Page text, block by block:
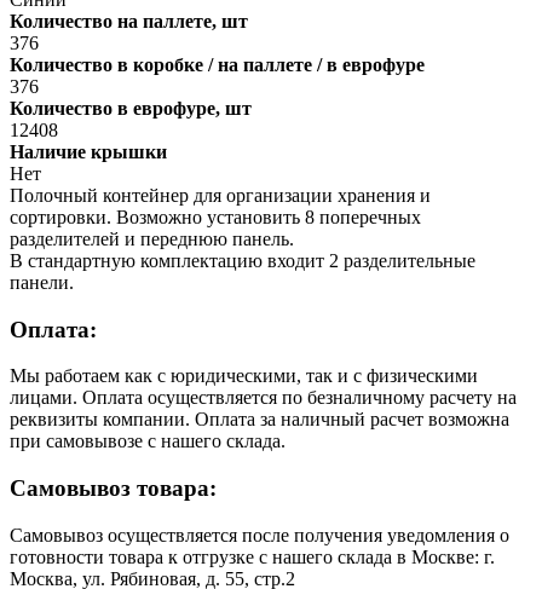
Количество на паллете, шт
376
Количество в коробке / на паллете / в еврофуре
376
Количество в еврофуре, шт
12408
Наличие крышки
Нет
Полочный контейнер для организации хранения и
сортировки. Возможно установить 8 поперечных
разделителей и переднюю панель.
В стандартную комплектацию входит 2 разделительные
панели.
Оплата:
Мы работаем как с юридическими, так и с физическими
лицами. Оплата осуществляется по безналичному расчету на
реквизиты компании. Оплата за наличный расчет возможна
при самовывозе с нашего склада.
Самовывоз товара:
Самовывоз осуществляется после получения уведомления о
готовности товара к отгрузке с нашего склада в Москве: г.
Москва, ул. Рябиновая, д. 55, стр.2